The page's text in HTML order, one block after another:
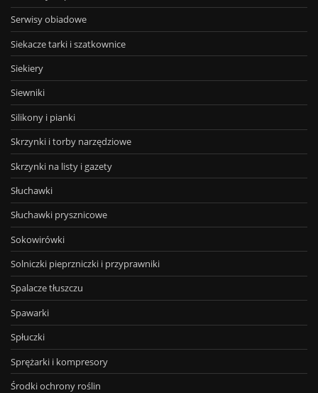
Serwisy obiadowe
Siekacze tarki i szatkownice
Siekiery
Siewniki
Silikony i pianki
Skrzynki i torby narzędziowe
Skrzynki na listy i gazety
Słuchawki
Słuchawki prysznicowe
Sokowirówki
Solniczki pieprzniczki i przyprawniki
Spalacze tłuszczu
Spawarki
Spłuczki
Sprężarki i kompresory
Środki ochrony roślin